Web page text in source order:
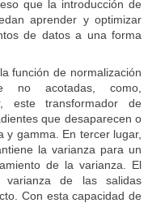
que la introducción de
aprender y optimizar
de datos a una forma
función de normalización
no acotadas, como,
este transformador de
que desaparecen o
y gamma. En tercer lugar,
la varianza para un
de la varianza. El
varianza de las salidas
Con esta capacidad de